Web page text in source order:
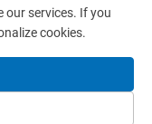
privacidad
our services. If you
cookies.